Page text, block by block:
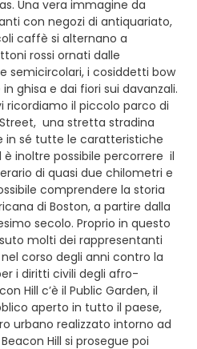
Una vera immagine da
con negozi di antiquariato,
caffè si alternano a
rossi ornati dalle
semicircolari, i cosiddetti bow
ghisa e dai fiori sui davanzali.
ricordiamo il piccolo parco di
una stretta stradina
in sé tutte le caratteristiche
è inoltre possibile percorrere il
di quasi due chilometri e
comprendere la storia
di Boston, a partire dalla
secolo. Proprio in questo
molti dei rappresentanti
corso degli anni contro la
i diritti civili degli afro-
Hill c’è il Public Garden, il
aperto in tutto il paese,
urbano realizzato intorno ad
Hill si prosegue poi